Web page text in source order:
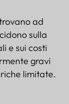
ad
sulla
e sui costi
gravi
limitate.